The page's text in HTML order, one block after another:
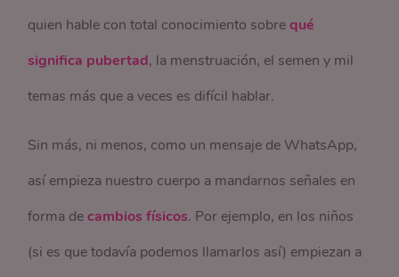
quien hable con total conocimiento sobrequé
significa pubertad, la menstruación, el semen y mil
temas más que a veces es difícil hablar.
Sin más, ni menos, como un mensaje de WhatsApp,
así empieza nuestro cuerpo a mandarnos señales en
forma decambios físicos. Por ejemplo, en los niños
(si es que todavía podemos llamarlos así) empiezan a